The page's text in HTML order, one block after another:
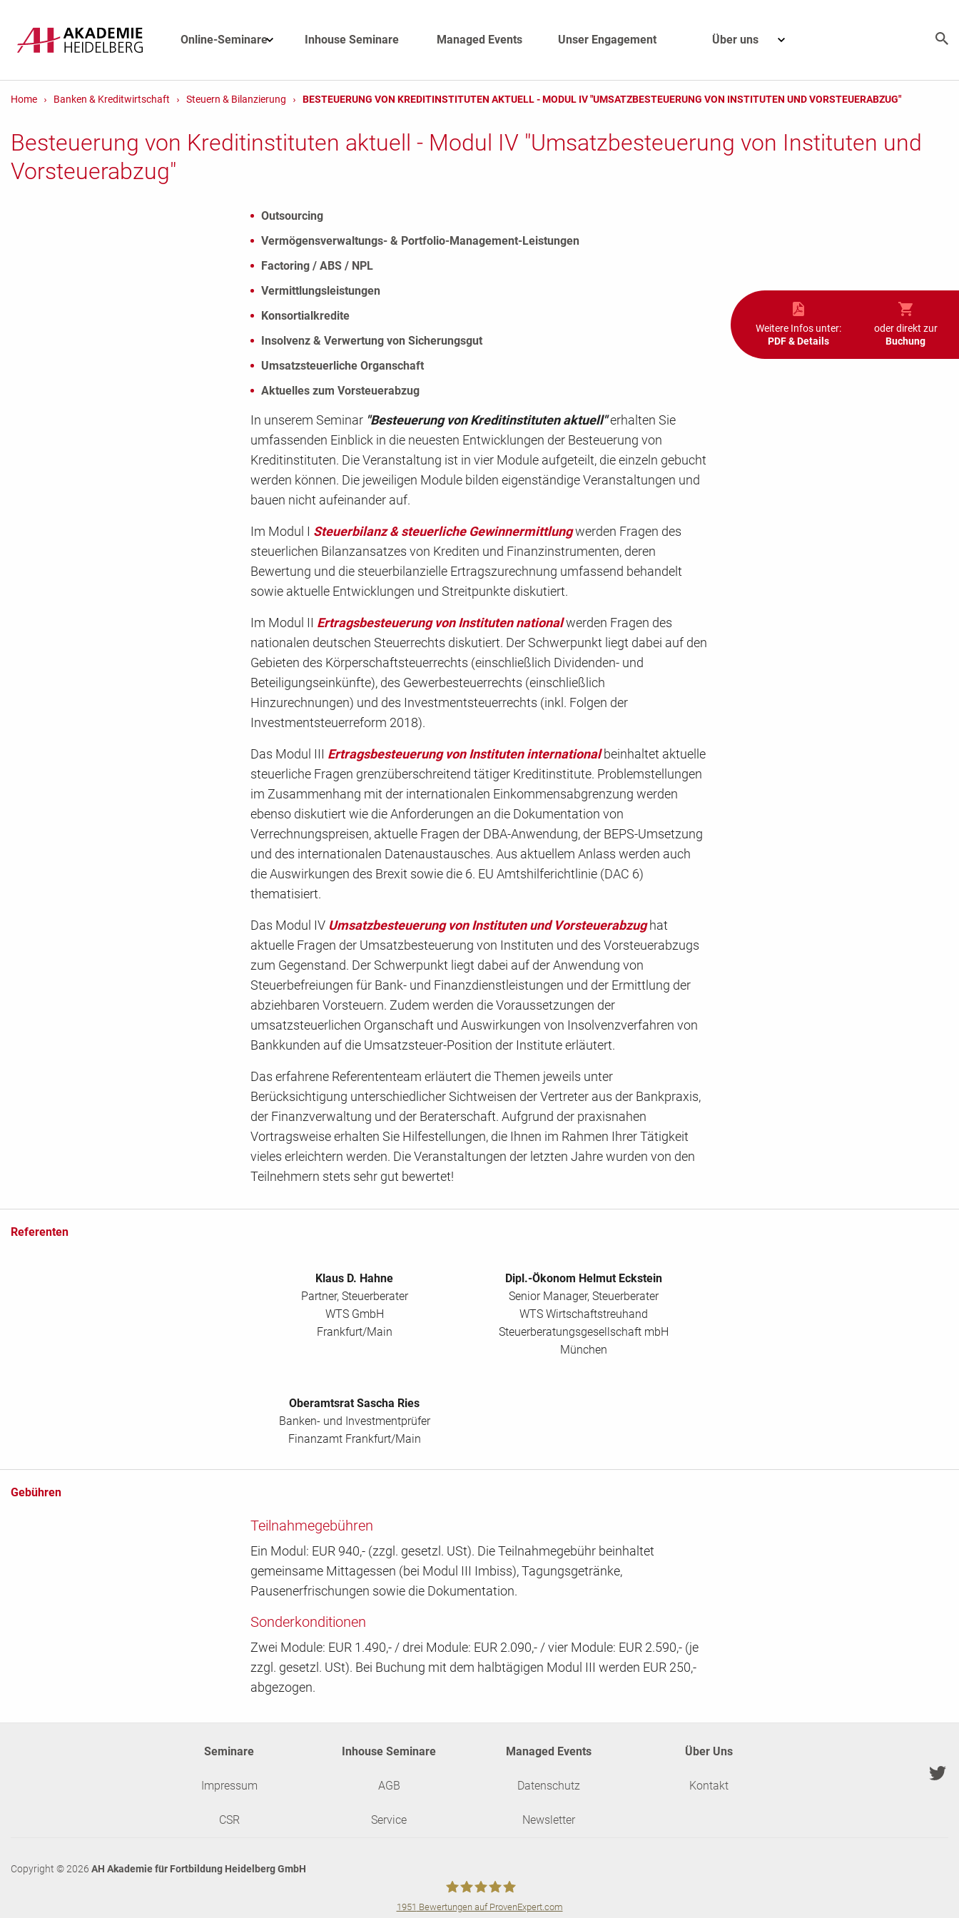
Online-Seminare Inhouse Seminare Managed Events Unser Engagement Über uns
Weitere Infos unter:
PDF & Details
oder direkt zur
Buchung
Home Banken & Kreditwirtschaft Steuern & Bilanzierung BESTEUERUNG VON KREDITINSTITUTEN AKTUELL - MODUL IV "UMSATZBESTEUERUNG VON INSTITUTEN UND VORSTEUERABZUG"
Besteuerung von Kreditinstituten aktuell - Modul IV "Umsatzbesteuerung von Instituten und
Vorsteuerabzug"
Outsourcing
Vermögensverwaltungs- & Portfolio-Management-Leistungen
Factoring / ABS / NPL
Vermittlungsleistungen
Konsortialkredite
Insolvenz & Verwertung von Sicherungsgut
Umsatzsteuerliche Organschaft
Aktuelles zum Vorsteuerabzug
In unserem Seminar "Besteuerung von Kreditinstituten aktuell"erhalten Sie
umfassenden Einblick in die neuesten Entwicklungen der Besteuerung von
Kreditinstituten. Die Veranstaltung ist in vier Module aufgeteilt, die einzeln gebucht
werden können. Die jeweiligen Module bilden eigenständige Veranstaltungen und
bauen nicht aufeinander auf.
Im Modul I Steuerbilanz & steuerliche Gewinnermittlungwerden Fragen des
steuerlichen Bilanzansatzes von Krediten und Finanzinstrumenten, deren
Bewertung und die steuerbilanzielle Ertragszurechnung umfassend behandelt
sowie aktuelle Entwicklungen und Streitpunkte diskutiert.
Im Modul II Ertragsbesteuerung von Instituten nationalwerden Fragen des
nationalen deutschen Steuerrechts diskutiert. Der Schwerpunkt liegt dabei auf den
Gebieten des Körperschaftsteuerrechts (einschließlich Dividenden- und
Beteiligungseinkünfte), des Gewerbesteuerrechts (einschließlich
Hinzurechnungen) und des Investmentsteuerrechts (inkl. Folgen der
Investmentsteuerreform 2018).
Das Modul III Ertragsbesteuerung von Instituten international beinhaltet aktuelle
steuerliche Fragen grenzüberschreitend tätiger Kreditinstitute. Problemstellungen
im Zusammenhang mit der internationalen Einkommensabgrenzung werden
ebenso diskutiert wie die Anforderungen an die Dokumentation von
Verrechnungspreisen, aktuelle Fragen der DBA-Anwendung, der BEPS-Umsetzung
und des internationalen Datenaustausches. Aus aktuellem Anlass werden auch
die Auswirkungen des Brexit sowie die 6. EU Amtshilferichtlinie (DAC 6)
thematisiert.
Das Modul IV Umsatzbesteuerung von Instituten und Vorsteuerabzughat
aktuelle Fragen der Umsatzbesteuerung von Instituten und des Vorsteuerabzugs
zum Gegenstand. Der Schwerpunkt liegt dabei auf der Anwendung von
Steuerbefreiungen für Bank- und Finanzdienstleistungen und der Ermittlung der
abziehbaren Vorsteuern. Zudem werden die Voraussetzungen der
umsatzsteuerlichen Organschaft und Auswirkungen von Insolvenzverfahren von
Bankkunden auf die Umsatzsteuer-Position der Institute erläutert.
Das erfahrene Referententeam erläutert die Themen jeweils unter
Berücksichtigung unterschiedlicher Sichtweisen der Vertreter aus der Bankpraxis,
der Finanzverwaltung und der Beraterschaft. Aufgrund der praxisnahen
Vortragsweise erhalten Sie Hilfestellungen, die Ihnen im Rahmen Ihrer Tätigkeit
vieles erleichtern werden. Die Veranstaltungen der letzten Jahre wurden von den
Teilnehmern stets sehr gut bewertet!
Referenten
Klaus D. Hahne
Partner, Steuerberater
WTS GmbH
Frankfurt/Main
Dipl.-Ökonom Helmut Eckstein
Senior Manager, Steuerberater
WTS Wirtschaftstreuhand
Steuerberatungsgesellschaft mbH
München
Oberamtsrat Sascha Ries
Banken- und Investmentprüfer
Finanzamt Frankfurt/Main
Gebühren
Teilnahmegebühren
Ein Modul: EUR 940,- (zzgl. gesetzl. USt). Die Teilnahmegebühr beinhaltet
gemeinsame Mittagessen (bei Modul III Imbiss), Tagungsgetränke,
Pausenerfrischungen sowie die Dokumentation.
Sonderkonditionen
Zwei Module: EUR 1.490,- / drei Module: EUR 2.090,- / vier Module: EUR 2.590,- (je
zzgl. gesetzl. USt). Bei Buchung mit dem halbtägigen Modul III werden EUR 250,-
abgezogen.
Seminare Inhouse Seminare Managed Events Über Uns
Impressum AGB Datenschutz Kontakt
CSR Service Newsletter
Copyright © 2026 AH Akademie für Fortbildung Heidelberg GmbH
1951 Bewertungen auf ProvenExpert.com